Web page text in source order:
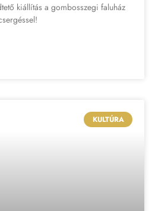
kiállítás a gombosszegi faluház
KULTÚRA